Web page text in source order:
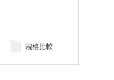
規格比較